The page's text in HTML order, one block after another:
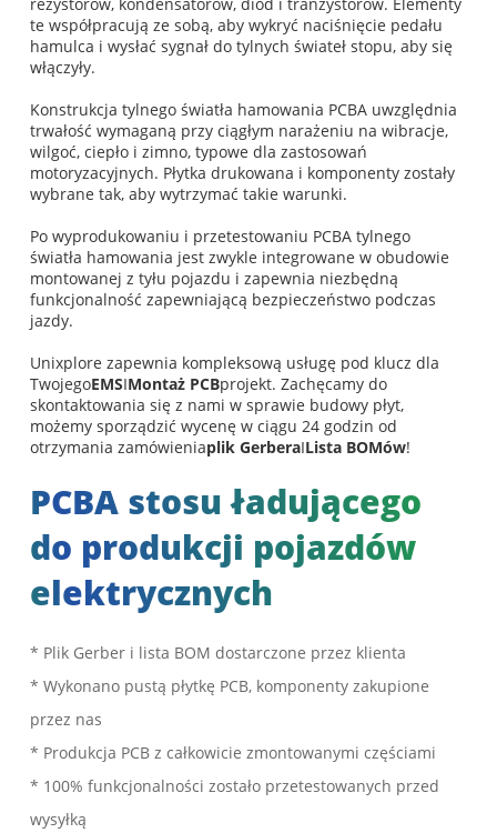
te współpracują ze sobą, aby wykryć naciśnięcie pedału
hamulca i wysłać sygnał do tylnych świateł stopu, aby się
włączyły.
Konstrukcja tylnego światła hamowania PCBA uwzględnia
trwałość wymaganą przy ciągłym narażeniu na wibracje,
wilgoć, ciepło i zimno, typowe dla zastosowań
motoryzacyjnych. Płytka drukowana i komponenty zostały
wybrane tak, aby wytrzymać takie warunki.
Po wyprodukowaniu i przetestowaniu PCBA tylnego
światła hamowania jest zwykle integrowane w obudowie
montowanej z tyłu pojazdu i zapewnia niezbędną
funkcjonalność zapewniającą bezpieczeństwo podczas
jazdy.
Unixplore zapewnia kompleksową usługę pod klucz dla
TwojegoEMSIMontaż PCBprojekt. Zachęcamy do
skontaktowania się z nami w sprawie budowy płyt,
możemy sporządzić wycenę w ciągu 24 godzin od
otrzymania zamówieniaplik GerberaILista BOMów!
PCBA stosu ładującego
do produkcji pojazdów
elektrycznych
* Plik Gerber i lista BOM dostarczone przez klienta
* Wykonano pustą płytkę PCB, komponenty zakupione
przez nas
* Produkcja PCB z całkowicie zmontowanymi częściami
* 100% funkcjonalności zostało przetestowanych przed
wysyłką